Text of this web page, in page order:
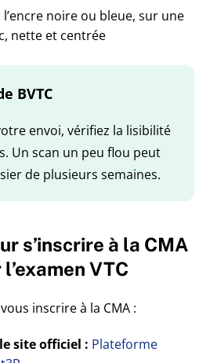
l’encre noire ou bleue, sur une
nette et centrée
BVTC
envoi, vérifiez la lisibilité
Un scan un peu flou peut
de plusieurs semaines.
s’inscrire à la CMA
VTC
inscrire à la CMA :
site officiel : Plateforme